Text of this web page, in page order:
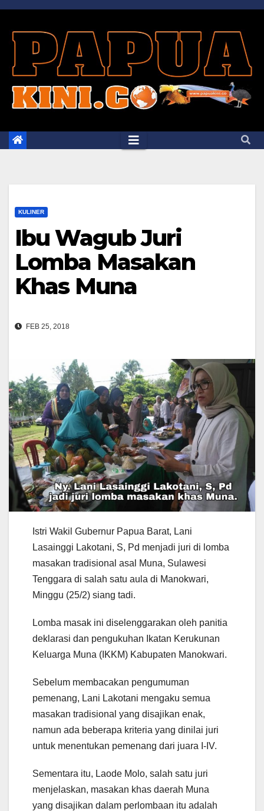
Skip
content
KULINER
Ibu Wagub Juri
Lomba Masakan
Khas Muna
FEB 25, 2018
Istri Wakil Gubernur Papua Barat, Lani
Lasainggi Lakotani, S, Pd menjadi juri di lomba
masakan tradisional asal Muna, Sulawesi
Tenggara di salah satu aula di Manokwari,
Minggu (25/2) siang tadi.
Lomba masak ini diselenggarakan oleh panitia
deklarasi dan pengukuhan Ikatan Kerukunan
Keluarga Muna (IKKM) Kabupaten Manokwari.
Sebelum membacakan pengumuman
pemenang, Lani Lakotani mengaku semua
masakan tradisional yang disajikan enak,
namun ada beberapa kriteria yang dinilai juri
untuk menentukan pemenang dari juara I-IV.
Sementara itu, Laode Molo, salah satu juri
menjelaskan, masakan khas daerah Muna
yang disajikan dalam perlombaan itu adalah